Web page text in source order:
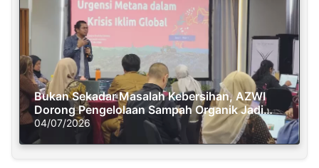
Bukan Sekadar Masalah Kebersihan, AZWI
Dorong Pengelolaan Sampah Organik Jadi
Solusi Krisis Iklim
04/07/2026